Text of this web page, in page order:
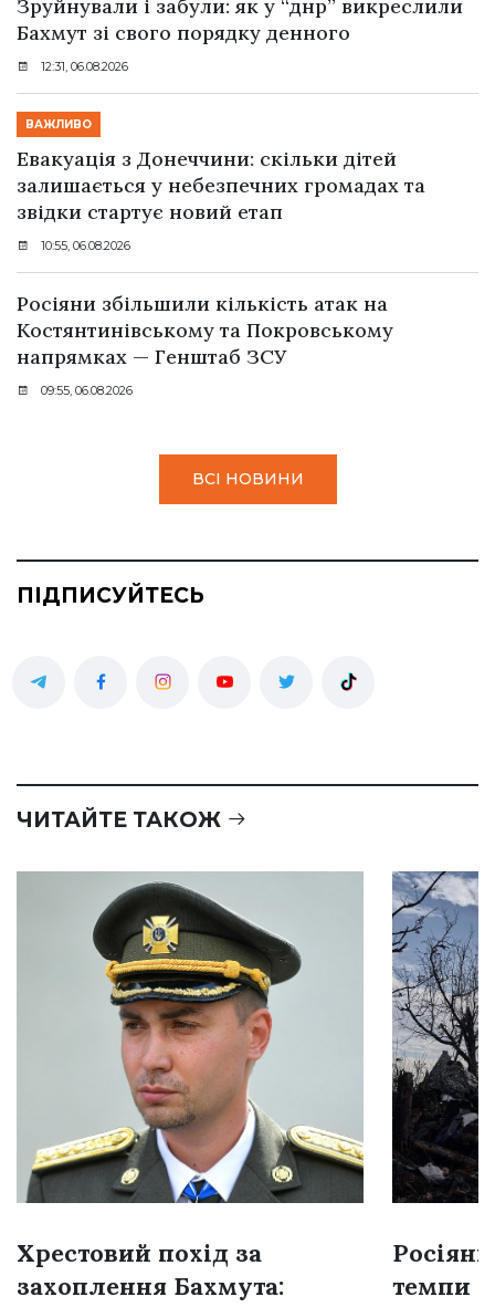
Зруйнували і забули: як у “днр” викреслили
Бахмут зі свого порядку денного
12:31, 06.08.2026
ВАЖЛИВО
Евакуація з Донеччини: скільки дітей
залишається у небезпечних громадах та
звідки стартує новий етап
10:55, 06.08.2026
Росіяни збільшили кількість атак на
Костянтинівському та Покровському
напрямках — Генштаб ЗСУ
09:55, 06.08.2026
ВСІ НОВИНИ
ПІДПИСУЙТЕСЬ
ЧИТАЙТЕ ТАКОЖ
Хрестовий похід за
захоплення Бахмута:
темпи